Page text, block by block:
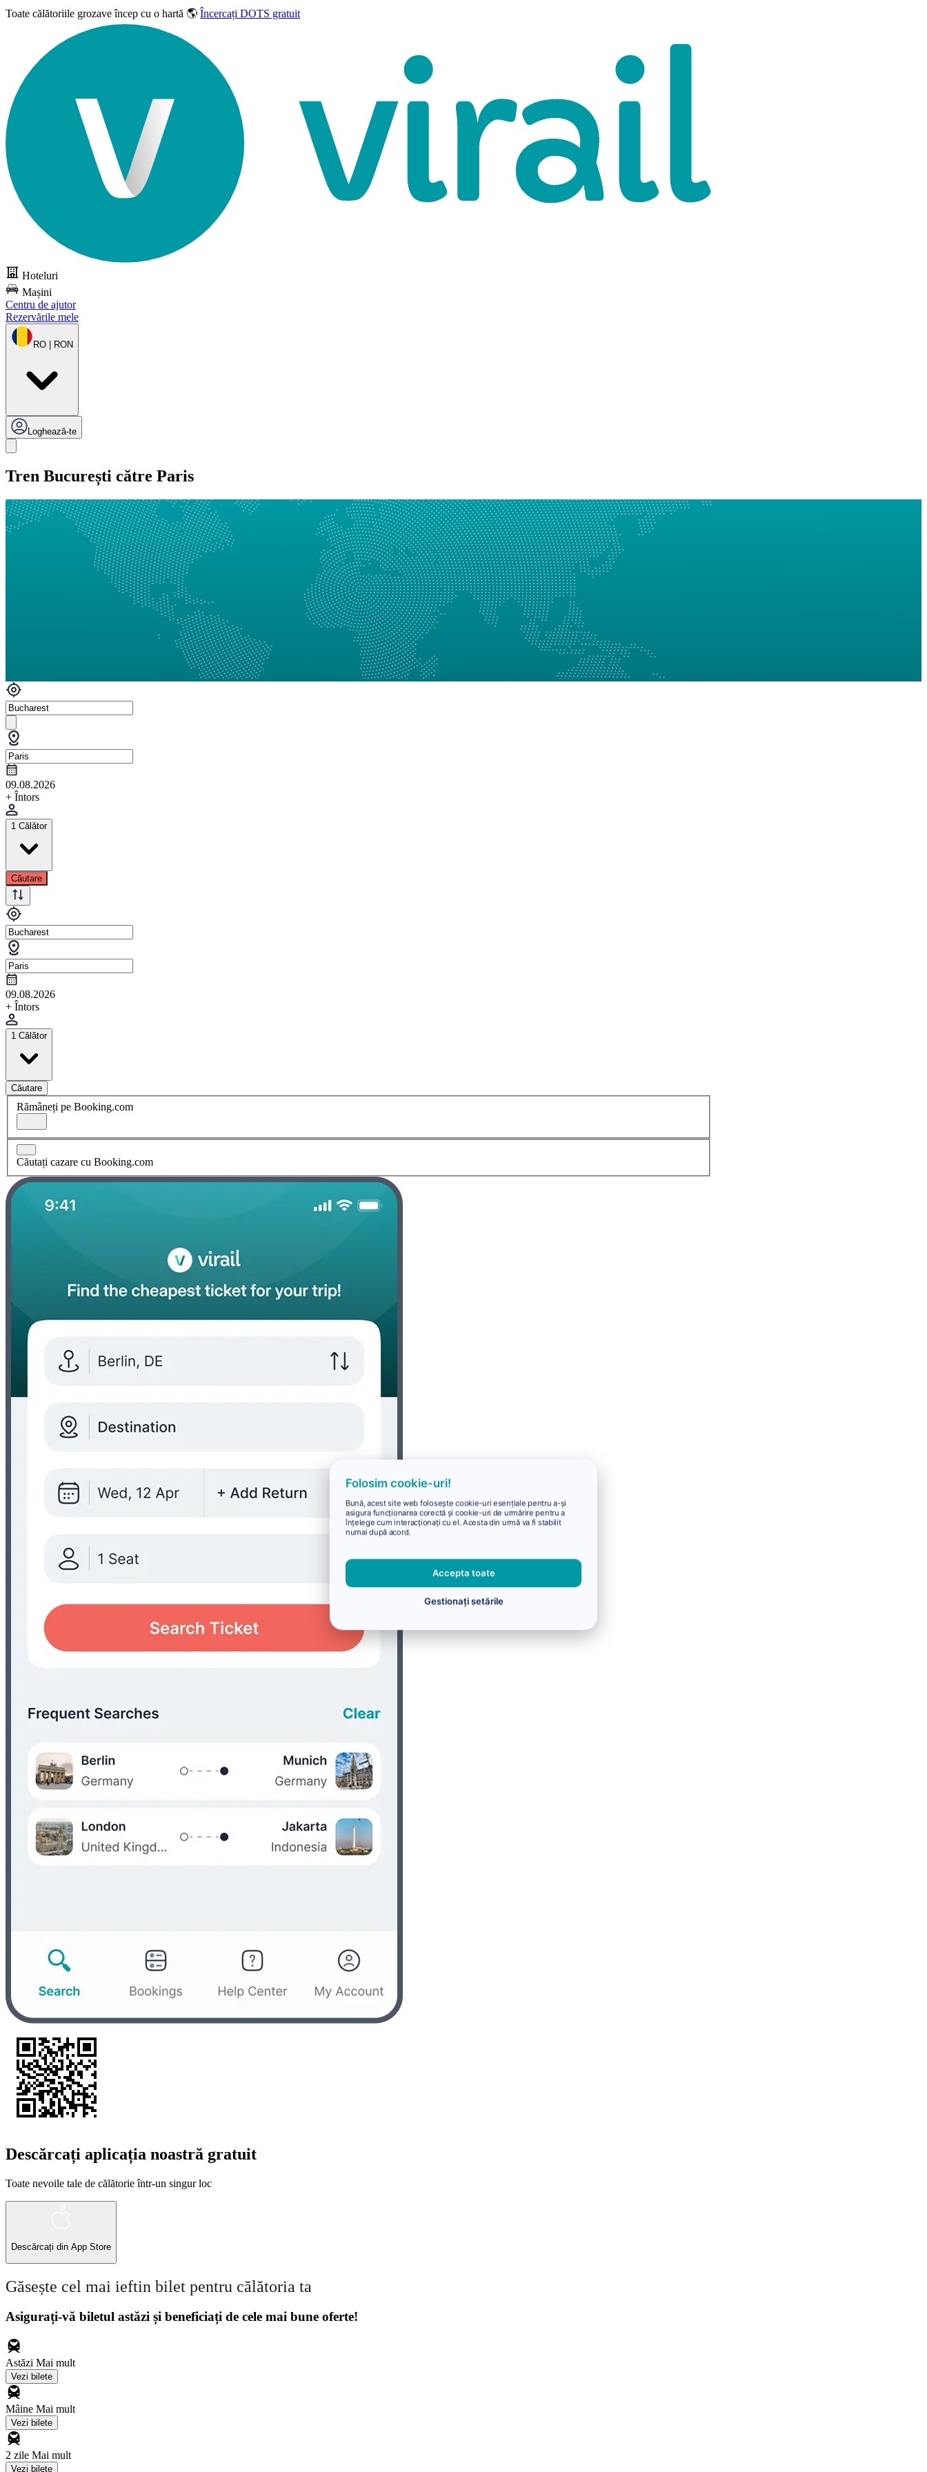
Toate călătoriile grozaveîncep cu o hartă 🌎 Încercați DOTS gratuit
Hoteluri
Mașini
Centru de ajutor
Rezervările mele
RO | RON
Loghează-te
Tren București către Paris
09.08.2026
+ Întors
1 Călător
Căutare
09.08.2026
+ Întors
1 Călător
Căutare
Rămâneți pe Booking.com
Căutați cazare cu Booking.com
Descărcați aplicația noastră gratuit
Toate nevoile tale de călătorie într-un singur loc
Descărcați din App Store
Găsește cel mai ieftin bilet pentru călătoria ta
Asigurați-vă biletul astăzi și beneficiați de cele mai bune oferte!
Astăzi Mai mult
Vezi bilete
Mâine Mai mult
Vezi bilete
2 zile Mai mult
Vezi bilete
Folosim cookie-uri!
Bună, acest site web folosește cookie-uri esențiale pentru a-și
asigura funcționarea corectă și cookie-uri de urmărire pentru a
înțelege cum interacționați cu el. Acesta din urmă va fi stabilit
numai după acord.
Accepta toate
Gestionați setările